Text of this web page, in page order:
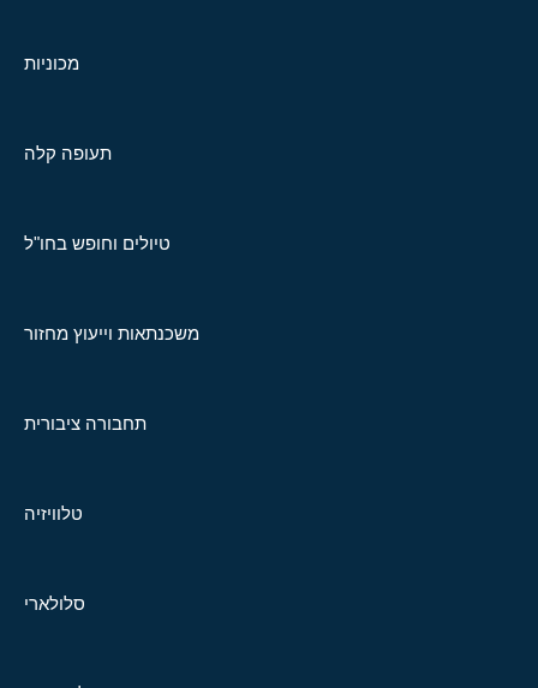
מכוניות
תעופה קלה
טיולים וחופש בחו"ל
משכנתאות וייעוץ מחזור
תחבורה ציבורית
טלוויזיה
סלולארי